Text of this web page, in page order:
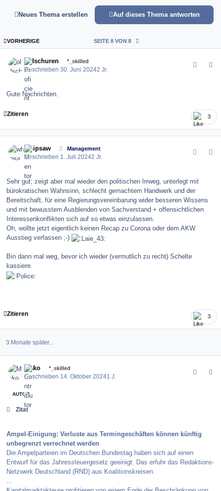
Neues Thema erstellen Auf dieses Thema antworten
ERSTE SEITE
VORHERIGE SEITE 8 VON 8
oldschuren *_skilled
Geschrieben30. Juni 20242 Jr.
Gute Nachrichten.
Zitieren 3
whipsaw Management
Geschrieben 1. Juli 20242 Jr.
Sehr gut; zeigt aber mal wieder den politischen Irrweg, unterlegt mit
bürokratischen Wahnsinn, schlecht gemachtem Handwerk und der
Bereitschaft, für eine Regierungsvereinbarung wider besseren Wissens
und mit bewusstem Ausblenden von Sachverstand + offensichtlichen
Interessenkonflikten sich auf so etwas einzulassen.
Oh, wollte jetzt eigentlich keinen Recap zu Corona oder dem AKW
Ausstieg verfassen ;-)
Bin dann mal weg, bevor ich wieder (vermutlich zu recht) Schelte
kassiere.
Zitieren 3
3 Monate später...
Mako *_skilled
Geschrieben 14. Oktober 20241 J.
AUTOR
Zitat
Ampel-Einigung: Verluste aus Termingeschäften können künftig
unbegrenzt verrechnet werden
Die Ampel­parteien im Deutschen Bundestag haben sich auf einen
Entwurf für das Jahres­steuer­gesetz geeinigt. Das erfuhr das Redaktions­
Netzwerk Deutschland (RND) aus Koalitions­kreisen.
...